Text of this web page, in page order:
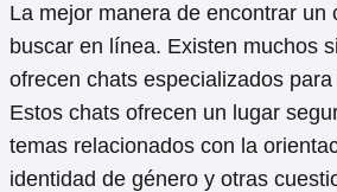
La mejor manera de encontrar un
buscar en línea. Existen muchos
ofrecen chats especializados
Estos chats ofrecen un lugar
temas relacionados con la
identidad de género y otras